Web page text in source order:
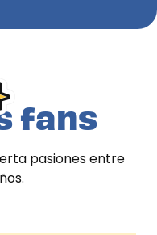
fans
pasiones entre